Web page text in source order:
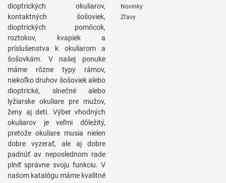
dioptrických okuliarov,
kontaktných šošoviek,
dioptrických pomôcok,
roztokov, kvapiek a
príslušenstva k okuliarom a
šošovkám. V našej ponuke
máme rôzne typy rámov,
niekoľko druhov šošoviek alebo
dioptrické, slnečné alebo
lyžiarske okuliare pre mužov,
ženy aj deti. Výber vhodných
okuliarov je veľmi dôležitý,
pretože okuliare musia nielen
dobre vyzerať, ale aj dobre
padnúť av neposlednom rade
plniť správne svoju funkciu. V
našom katalógu máme kvalitné
Novinky
Zľavy